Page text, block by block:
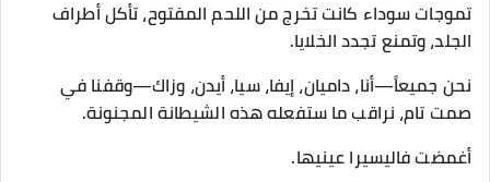
تموجات سوداء كانت تخرج من اللحم المفتوح، تأكل أطراف
الجلد، وتمنع تجدد الخلايا.
​نحن جميعاً—أنا، داميان، إيفا، سيا، أيدن، وزاك—وقفنا في
صمت تام، نراقب ما ستفعله هذه الشيطانة المجنونة.
​أغمضت فاليسيرا عينيها.